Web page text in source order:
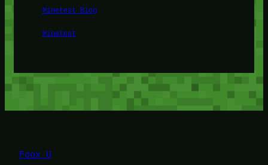
Minetest Blog
Minetest
Foox U